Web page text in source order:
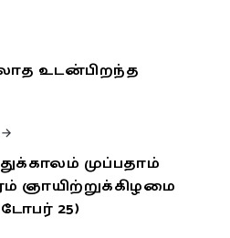
உடன்பிறந்த
முப்பதாம்
ஞாயிற்றுக்கிழமை
25)